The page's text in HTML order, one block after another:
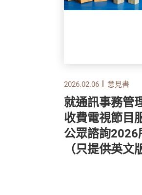
2026.02.06 意見書
就通訊事務管
收費電視節目
公眾諮詢
（只提供英文